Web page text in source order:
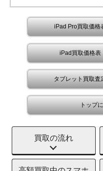
iPad Pro買取価格
iPad買取価格表
タブレット買取査
トップ
買取の流れ